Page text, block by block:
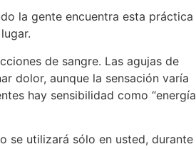
la gente encuentra esta práctica
de sangre. Las agujas de
dolor, aunque la sensación varía
hay sensibilidad como “energía
se utilizará sólo en usted, durante